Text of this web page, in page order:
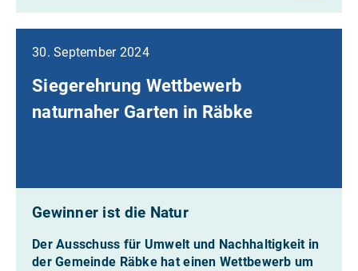
30. September 2024
Siegerehrung Wettbewerb
naturnaher Garten in Räbke
Gewinner ist die Natur
Der Ausschuss für Umwelt und Nachhaltigkeit in
der Gemeinde Räbke hat einen Wettbewerb um